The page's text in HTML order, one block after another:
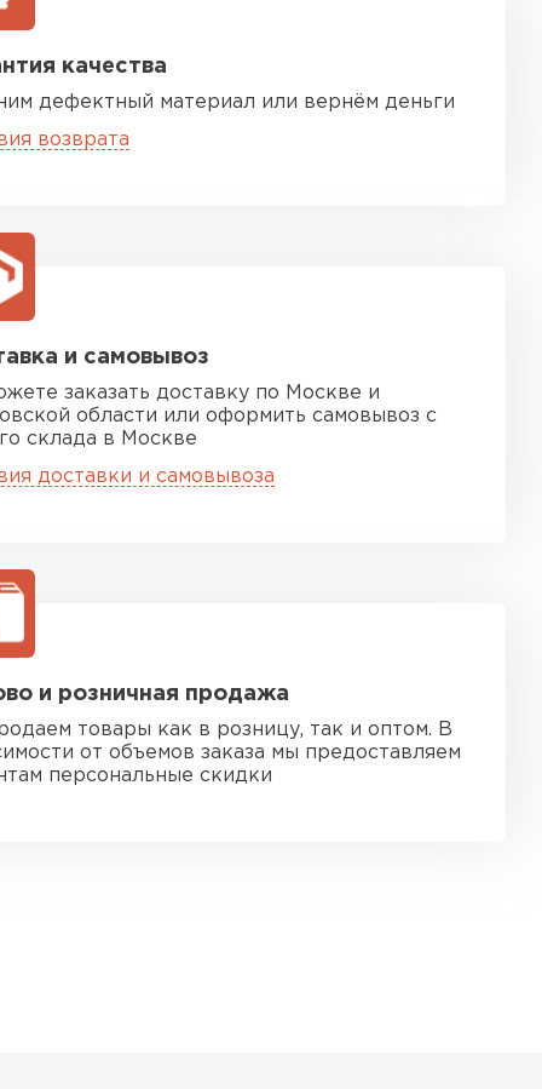
качества
дефектный материал или вернём деньги
возврата
и самовывоз
заказать доставку по Москве и
области или оформить самовывоз с
склада в Москве
доставки и самовывоза
и розничная продажа
товары как в розницу, так и оптом. В
от объемов заказа мы предоставляем
персональные скидки
черепица